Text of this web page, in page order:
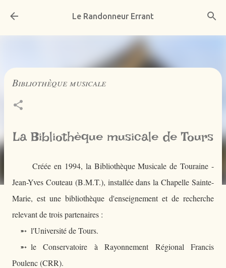
Accéder au contenu principal
Le Randonneur Errant
Bibliothèque musicale
La Bibliothèque musicale de Tours
Créée en 1994, la Bibliothèque Musicale de Touraine -
Jean-Yves Couteau (B.M.T.), installée dans la Chapelle Sainte-
Marie, est une bibliothèque d'enseignement et de recherche
relevant de trois partenaires :
➵ l'Université de Tours.
➵ le Conservatoire à Rayonnement Régional Francis
Poulenc (CRR).